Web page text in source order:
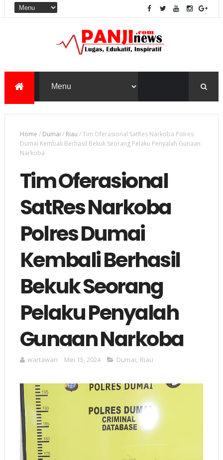
Home / Dumai / Riau /Tim Oferasional SatRes Narkoba Polres
Dumai Kembali Berhasil Bekuk Seorang Pelaku Penyalah Gunaan
Narkoba
Tim Oferasional
SatRes Narkoba
Polres Dumai
Kembali Berhasil
Bekuk Seorang
Pelaku Penyalah
Gunaan Narkoba
wartawan Mei 15, 2024 Dumai Riau